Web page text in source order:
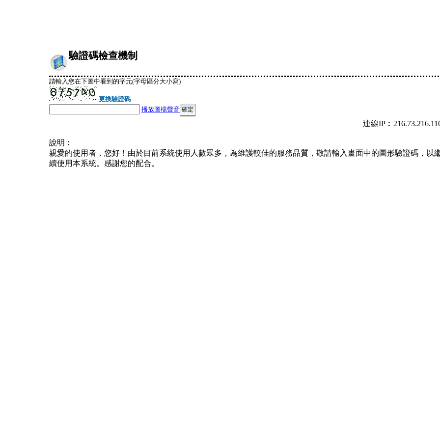
驗證碼檢查機制
請輸入您在下圖中看到的字元(字母區分大小寫)
更換驗證碼
播放圖檔聲音
連線
說明︰
親愛的使用者，您好！由於目前系統使用人數眾多，為維護較佳的服務品質，敬請輸入畫面中的圖形驗證碼，以
續使用本系統。感謝您的配合。